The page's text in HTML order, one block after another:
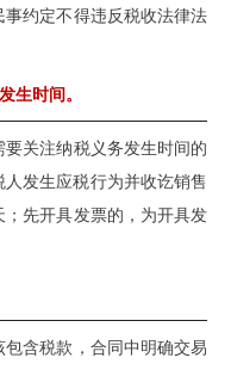
约定不得违反税收法律法
生时间。
关注纳税义务发生时间的
人发生应税行为并收讫销售
先开具发票的，为开具发
含税款，合同中明确交易